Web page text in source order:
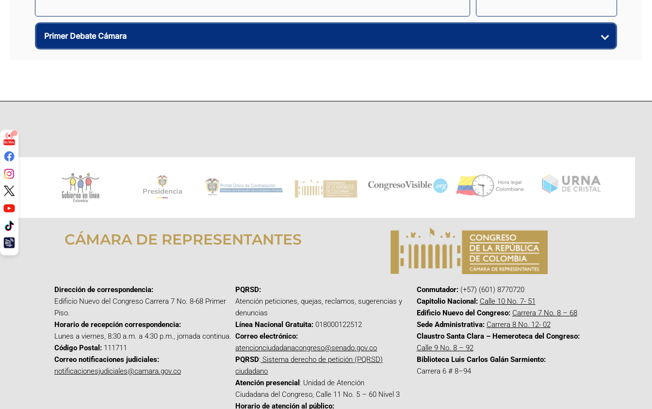
Primer Debate Cámara
CÁMARA DE REPRESENTANTES
Dirección de correspondencia:
Edificio Nuevo del Congreso Carrera 7 No. 8-68 Primer
Piso.
Horario de recepción correspondencia:
Lunes a viernes, 8:30 a.m. a 4:30 p.m., jornada continua.
Código Postal: 111711
Correo notificaciones judiciales:
notificacionesjudiciales@camara.gov.co
PQRSD:
Atención peticiones, quejas, reclamos, sugerencias y
denuncias
Línea Nacional Gratuita: 018000122512
Correo electrónico:
atencionciudadanacongreso@senado.gov.co
PQRSD: Sistema derecho de petición (PQRSD)
ciudadano
Atención presencial : Unidad de Atención
Ciudadana del Congreso, Calle 11 No. 5 – 60 Nivel 3
Horario de atención al público:
Conmutador:(+57) (601) 8770720
Capitolio Nacional: Calle 10 No. 7- 51
Edificio Nuevo del Congreso: Carrera 7 No. 8 – 68
Sede Administrativa: Carrera 8 No. 12- 02
Claustro Santa Clara – Hemeroteca del Congreso:
Calle 9 No. 8 – 92
Biblioteca Luis Carlos Galán Sarmiento:
Carrera 6 # 8–94